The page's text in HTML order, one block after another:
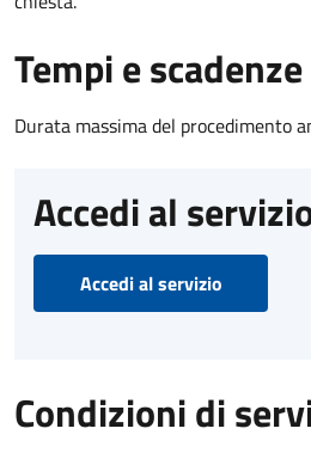
Tempi e scadenze
Durata massima del procedimento
Accedi al
Accedi al servizio
Condizioni di